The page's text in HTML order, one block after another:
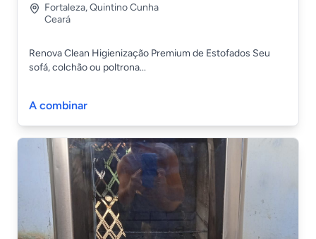
Fortaleza,Quintino Cunha
Ceará
Renova Clean Higienização Premium de Estofados Seu
sofá, colchão ou poltrona...
A combinar